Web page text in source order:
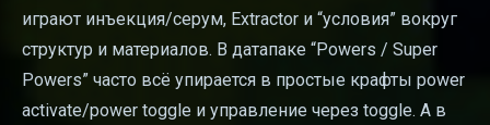
играют инъекция/серум, Extractor и “условия” вокруг
структур и материалов. В датапаке “Powers / Super
Powers” часто всё упирается в простые крафты power
activate/power toggle и управление через toggle. А в